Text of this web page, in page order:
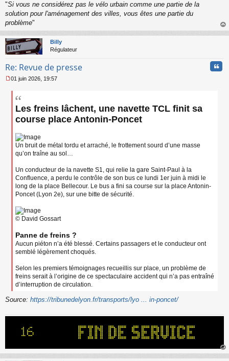
"Si vous ne considérez pas le vélo urbain comme une partie de la
solution pour l'aménagement des villes, vous êtes une partie du
problème"
au
Billy
Régulateur
Re: Revue de presse
e
01 juin 2026, 19:57
Les freins lâchent, une navette TCL finit sa
course place Antonin-Poncet
Un bruit de métal tordu et arraché, le frottement sourd d’une masse
qu’on traîne au sol…
Un conducteur de la navette S1, qui relie la gare Saint-Paul à la
Confluence, a perdu le contrôle de son bus ce lundi 1er juin à midi le
long de la place Bellecour. Le bus a fini sa course sur la place Antonin-
Poncet (Lyon 2e), sur une bitte de sécurité.
© David Gossart
Panne de freins ?
Aucun piéton n’a été blessé. Certains passagers et le conducteur ont
semblé légèrement choqués.
Selon les premiers témoignages recueillis sur place, un problème de
freins serait à l’origine de ce spectaculaire accident qui n’a pas entraîné
d’interruption de circulation.
Source: https://tribunedelyon.fr/transports/lyo ... in-poncet/
au